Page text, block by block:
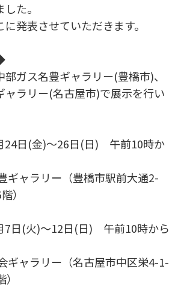
た。
発表させていただきます。
ガス名豊ギャラリー(豊橋市)、
ャラリー(名古屋市)で展示を行い
24日(金)～26日(日) 午前10時か
ャラリー（豊橋市駅前大通2-
）
7日(火)～12日(日) 午前10時から
ャラリー（名古屋市中区栄4-1-